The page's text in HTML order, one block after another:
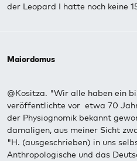
der Leopard I hatte noch keine
Maiordomus
@Kositza. "Wir alle haben ein
veröffentlichte vor etwa 70
der Physiognomik bekannt
damaligen, aus meiner Sicht
"H. (ausgeschrieben) in uns
Anthropologische und das